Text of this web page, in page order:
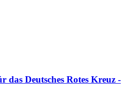
das Deutsches Rotes Kreuz -